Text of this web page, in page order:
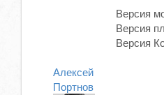
Версия
Версия
Версия
Алексей
Портнов